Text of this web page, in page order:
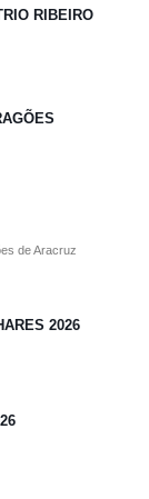
RIBEIRO
de Aracruz
2026